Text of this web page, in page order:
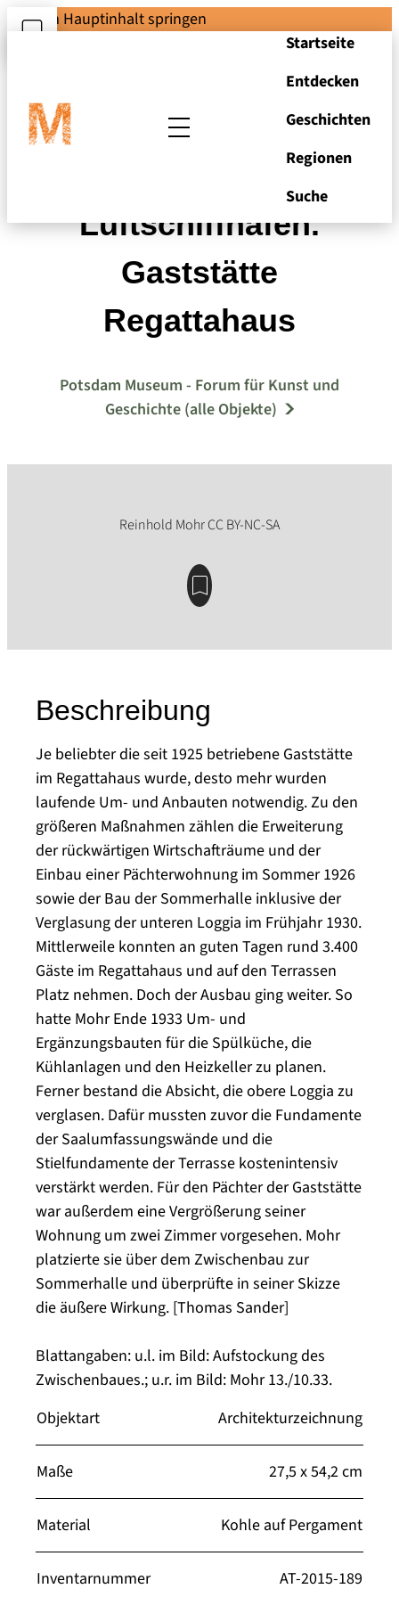
Zum Hauptinhalt springen
Startseite
Entdecken
Geschichten
Regionen
Suche
Luftschiffhafen.
Gaststätte
Regattahaus
Potsdam Museum - Forum für Kunst und
Geschichte (alle Objekte)
Beschreibung
Je beliebter die seit 1925 betriebene Gaststätte
im Regattahaus wurde, desto mehr wurden
laufende Um- und Anbauten notwendig. Zu den
größeren Maßnahmen zählen die Erweiterung
der rückwärtigen Wirtschafträume und der
Einbau einer Pächterwohnung im Sommer 1926
sowie der Bau der Sommerhalle inklusive der
Verglasung der unteren Loggia im Frühjahr 1930.
Mittlerweile konnten an guten Tagen rund 3.400
Gäste im Regattahaus und auf den Terrassen
Platz nehmen. Doch der Ausbau ging weiter. So
hatte Mohr Ende 1933 Um- und
Ergänzungsbauten für die Spülküche, die
Kühlanlagen und den Heizkeller zu planen.
Ferner bestand die Absicht, die obere Loggia zu
verglasen. Dafür mussten zuvor die Fundamente
der Saalumfassungswände und die
Stielfundamente der Terrasse kostenintensiv
verstärkt werden. Für den Pächter der Gaststätte
war außerdem eine Vergrößerung seiner
Wohnung um zwei Zimmer vorgesehen. Mohr
platzierte sie über dem Zwischenbau zur
Sommerhalle und überprüfte in seiner Skizze
die äußere Wirkung. [Thomas Sander]
Blattangaben: u.l. im Bild: Aufstockung des
Zwischenbaues.; u.r. im Bild: Mohr 13./10.33.
Objektart
Architekturzeichnung
Maße 27,5 x 54,2 cm
Material Kohle auf Pergament
Inventarnummer AT-2015-189